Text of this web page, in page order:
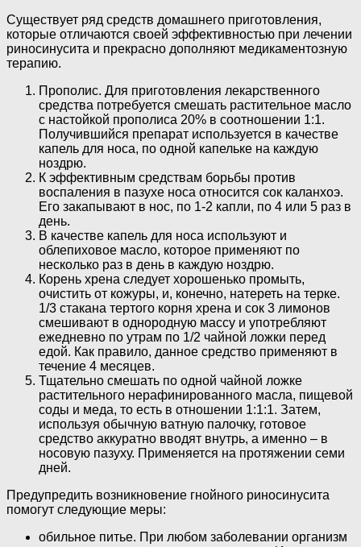
Существует ряд средств домашнего приготовления,
которые отличаются своей эффективностью при лечении
риносинусита и прекрасно дополняют медикаментозную
терапию.
Прополис. Для приготовления лекарственного
средства потребуется смешать растительное масло
с настойкой прополиса 20% в соотношении 1:1.
Получившийся препарат используется в качестве
капель для носа, по одной капельке на каждую
ноздрю.
К эффективным средствам борьбы против
воспаления в пазухе носа относится сок каланхоэ.
Его закапывают в нос, по 1-2 капли, по 4 или 5 раз в
день.
В качестве капель для носа используют и
облепиховое масло, которое применяют по
несколько раз в день в каждую ноздрю.
Корень хрена следует хорошенько промыть,
очистить от кожуры, и, конечно, натереть на терке.
1/3 стакана тертого корня хрена и сок 3 лимонов
смешивают в однородную массу и употребляют
ежедневно по утрам по 1/2 чайной ложки перед
едой. Как правило, данное средство применяют в
течение 4 месяцев.
Тщательно смешать по одной чайной ложке
растительного нерафинированного масла, пищевой
соды и меда, то есть в отношении 1:1:1. Затем,
используя обычную ватную палочку, готовое
средство аккуратно вводят внутрь, а именно – в
носовую пазуху. Применяется на протяжении семи
дней.
Предупредить возникновение гнойного риносинусита
помогут следующие меры:
обильное питье. При любом заболевании организм